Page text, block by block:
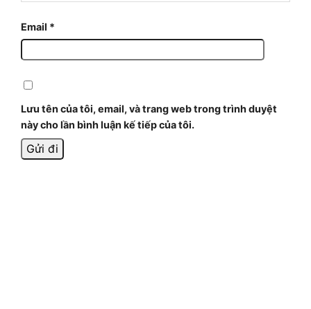
Email *
Lưu tên của tôi, email, và trang web trong trình duyệt
này cho lần bình luận kế tiếp của tôi.